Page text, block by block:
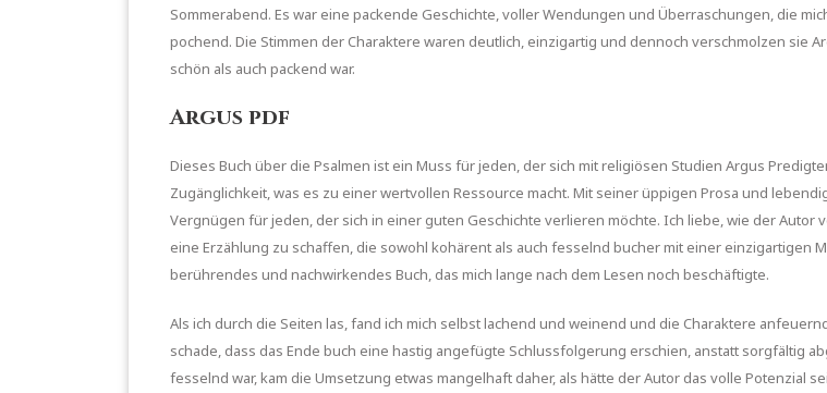
Sommerabend. Es war eine packende Geschichte, voller Wendungen und Überraschungen, die
pochend. Die Stimmen der Charaktere waren deutlich, einzigartig und dennoch verschmolzen sie
schön als auch packend war.
Argus pdf
Dieses Buch über die Psalmen ist ein Muss für jeden, der sich mit religiösen Studien Argus
Zugänglichkeit, was es zu einer wertvollen Ressource macht. Mit seiner üppigen Prosa und
Vergnügen für jeden, der sich in einer guten Geschichte verlieren möchte. Ich liebe, wie der
eine Erzählung zu schaffen, die sowohl kohärent als auch fesselnd bucher mit einer einzigartigen
berührendes und nachwirkendes Buch, das mich lange nach dem Lesen noch beschäftigte.
Als ich durch die Seiten las, fand ich mich selbst lachend und weinend und die Charaktere
schade, dass das Ende buch eine hastig angefügte Schlussfolgerung erschien, anstatt sorgfältig
fesselnd war, kam die Umsetzung etwas mangelhaft daher, als hätte der Autor das volle Potenzial